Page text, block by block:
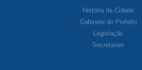
História da Cidade
Gabinete do Prefeito
Legislação
Secretarias